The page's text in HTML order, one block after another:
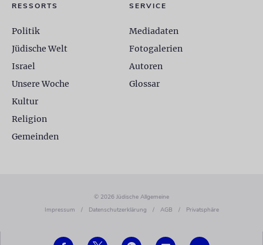
RESSORTS
Politik
Jüdische Welt
Israel
Unsere Woche
Kultur
Religion
Gemeinden
SERVICE
Mediadaten
Fotogalerien
Autoren
Glossar
© 2026 Jüdische Allgemeine
Impressum
/ Datenschutzerklärung / AGB / Privatsphäre